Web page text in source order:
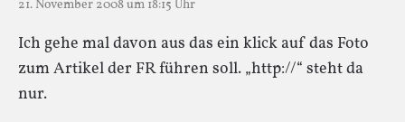
21. November 2008 um 18:15 Uhr
Ich gehe mal davon aus das ein klick auf das Foto
zum Artikel der FR führen soll. „http://“ steht da
nur.